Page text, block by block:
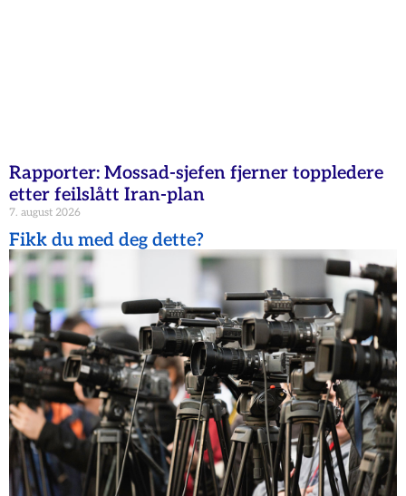
Rapporter: Mossad-sjefen fjerner toppledere
etter feilslått Iran-plan
7. august 2026
Fikk du med deg dette?